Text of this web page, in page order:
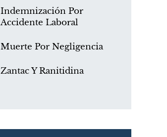
Indemnización Por
Accidente Laboral
Muerte Por Negligencia
Zantac Y Ranitidina